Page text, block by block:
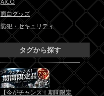
AICO
面白グッズ
防犯・セキュリティ
タグから探す
【今がチャンス！期間限定